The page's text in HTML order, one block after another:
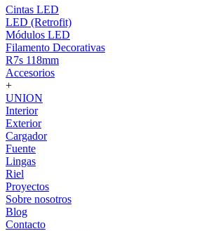
Cintas LED
LED (Retrofit)
Módulos LED
Filamento Decorativas
R7s 118mm
Accesorios
+
UNION
Interior
Exterior
Cargador
Fuente
Lingas
Riel
Proyectos
Sobre nosotros
Blog
Contacto